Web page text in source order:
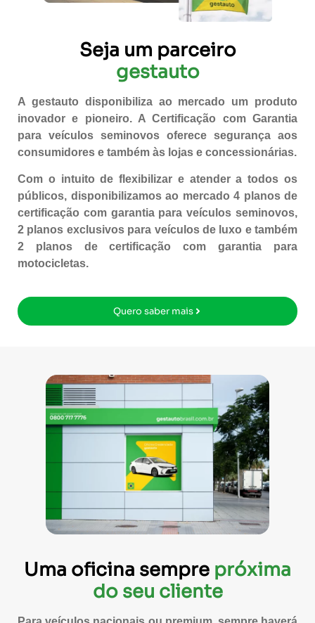
Seja um parceiro
gestauto
A gestauto disponibiliza ao mercado um produto
inovador e pioneiro. A Certificação com Garantia
para veículos seminovos oferece segurança aos
consumidores e também às lojas e concessionárias.
Com o intuito de flexibilizar e atender a todos os
públicos, disponibilizamos ao mercado 4 planos de
certificação com garantia para veículos seminovos,
2 planos exclusivos para veículos de luxo e também
2 planos de certificação com garantia para
motocicletas.
Quero saber mais
Uma oficina sempre próxima
do seu cliente